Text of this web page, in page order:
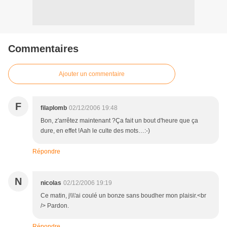
Commentaires
Ajouter un commentaire
F filaplomb 02/12/2006 19:48
Bon, z'arrêtez maintenant ?Ça fait un bout d'heure que ça
dure, en effet !Aah le culte des mots…:-)
Répondre
N nicolas 02/12/2006 19:19
Ce matin, j\\\'ai coulé un bonze sans boudher mon plaisir.<br
/> Pardon.